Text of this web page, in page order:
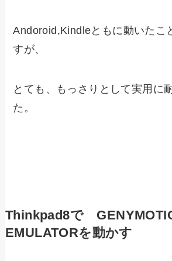
Andoroid,Kindleともに動いたこ
すが、
とても、もっさりとして実用に
た。
Thinkpad8で
EMULATORを動かす